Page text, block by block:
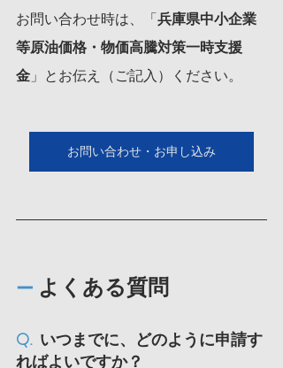
お問い合わせ時は、「兵庫県中小企業
等原油価格・物価高騰対策一時支援
金 」とお伝え（ご記入）ください。
お問い合わせ・お申し込み
ー よくある質問
Q. いつまでに、どのように申請す
ればよいですか？